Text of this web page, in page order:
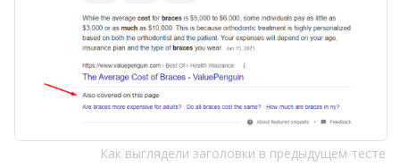
Как выглядели заголовки в предыдущем тесте